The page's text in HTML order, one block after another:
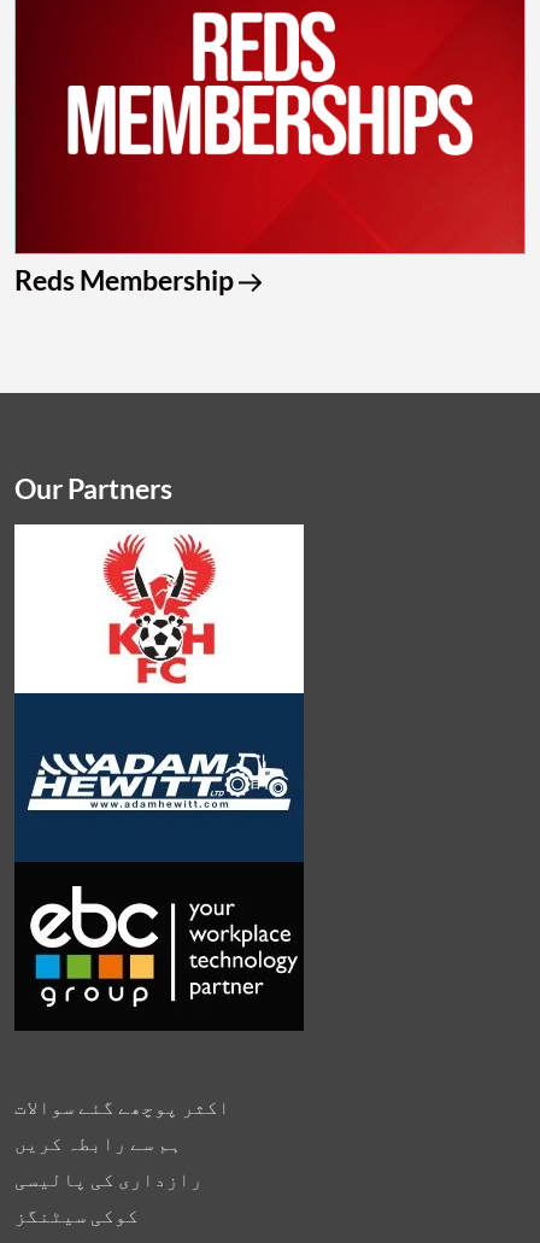
Reds Membership
اکثر پوچھے گئے سوالات
ہم سے رابطہ کریں
رازداری کی پالیسی
کوکی سیٹنگز
Our Partners